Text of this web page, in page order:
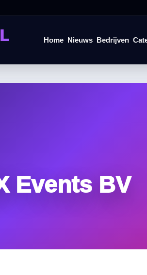
Home Nieuws Bedrijven
Events BV